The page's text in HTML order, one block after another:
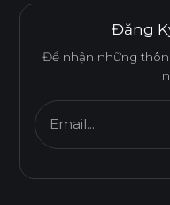
Ván WPB Phủ
Được sử dụng cho các
Đăng
Để nhận những
Email...